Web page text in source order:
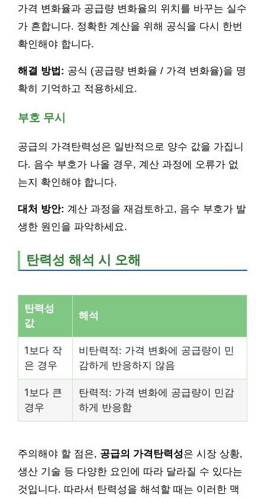
가격 변화율과 공급량 변화율의 위치를 바꾸는 실수
가 흔합니다. 정확한 계산을 위해 공식을 다시 한번
확인해야 합니다.
해결 방법: 공식 (공급량 변화율 / 가격 변화율)을 명
확히 기억하고 적용하세요.
부호 무시
공급의 가격탄력성은 일반적으로 양수 값을 가집니
다. 음수 부호가 나올 경우, 계산 과정에 오류가 없
는지 확인해야 합니다.
대처 방안: 계산 과정을 재검토하고, 음수 부호가 발
생한 원인을 파악하세요.
탄력성 해석 시 오해
탄력성
값
해석
1보다 작
은 경우
비탄력적: 가격 변화에 공급량이 민
감하게 반응하지 않음
1보다 큰
경우
탄력적: 가격 변화에 공급량이 민감
하게 반응함
주의해야 할 점은, 공급의 가격탄력성은 시장 상황,
생산 기술 등 다양한 요인에 따라 달라질 수 있다는
것입니다. 따라서 탄력성을 해석할 때는 이러한 맥